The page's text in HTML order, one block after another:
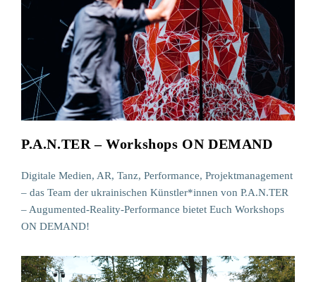
P.A.N.TER – Workshops ON DEMAND
Digitale Medien, AR, Tanz, Performance, Projektmanagement
– das Team der ukrainischen Künstler*innen von P.A.N.TER
– Augumented-Reality-Performance bietet Euch Workshops
ON DEMAND!